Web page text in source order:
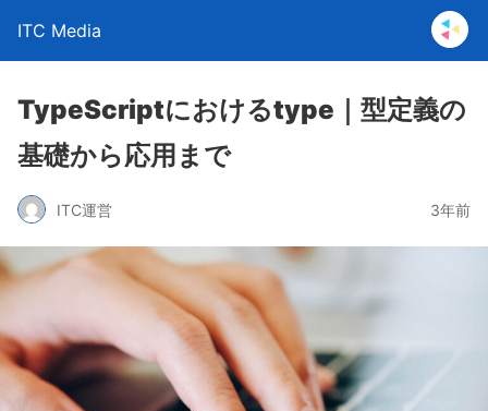
ITC Media
TypeScriptにおけるtype｜型定義の
基礎から応用まで
ITC運営 3年前